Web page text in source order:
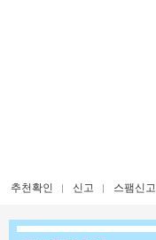
추천확인 신고 스팸신고